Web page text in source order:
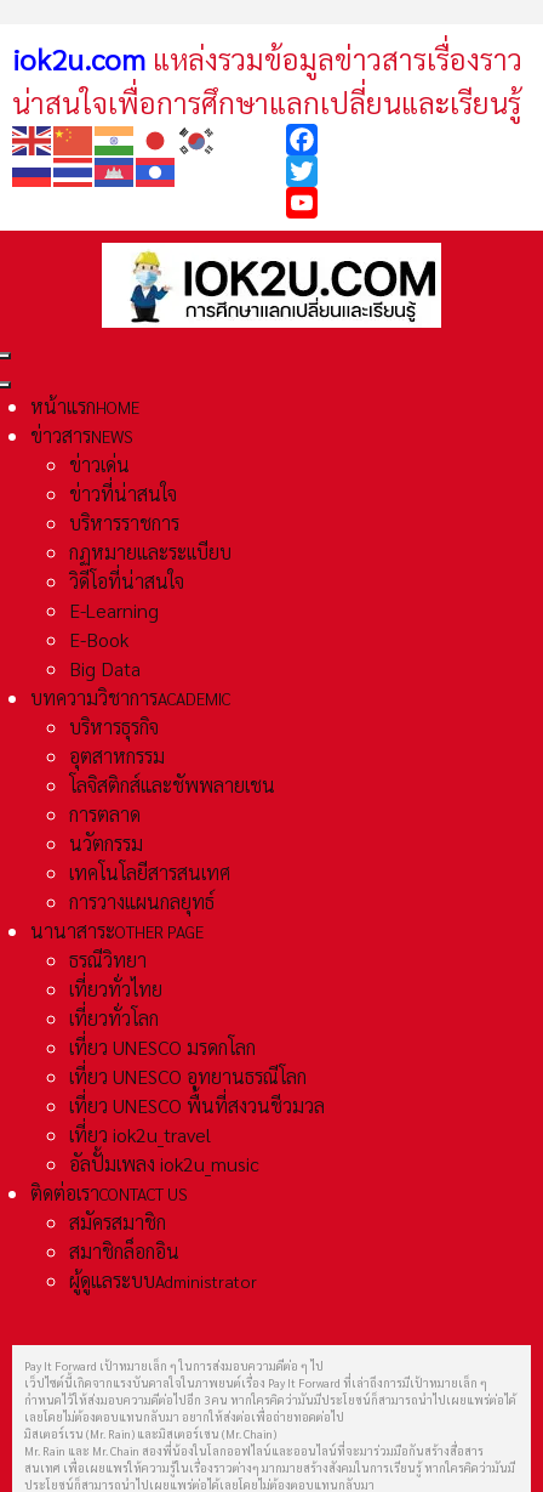
iok2u.com แหล่งรวมข้อมูลข่าวสารเรื่องราว
น่าสนใจเพื่อการศึกษาแลกเปลี่ยนและเรียนรู้
Facebook
Twitter
YouTube
หน้าแรกHOME
ข่าวสารNEWS
ข่าวเด่น
ข่าวที่น่าสนใจ
บริหารราชการ
กฏหมายและระเเบียบ
วิดีโอที่น่าสนใจ
E-Learning
E-Book
Big Data
บทความวิชาการACADEMIC
บริหารธุรกิจ
อุตสาหกรรม
โลจิสติกส์และชัพพลายเชน
การตลาด
นวัตกรรม
เทคโนโลยีสารสนเทศ
การวางแผนกลยุทธ์
นานาสาระOTHER PAGE
ธรณีวิทยา
เที่ยวทั่วไทย
เที่ยวทั่วโลก
เที่ยว UNESCO มรดกโลก
เที่ยว UNESCO อุทยานธรณีโลก
เที่ยว UNESCO พื้นที่สงวนชีวมวล
เที่ยว iok2u_travel
อัลปั้มเพลง iok2u_music
ติดต่อเราCONTACT US
สมัครสมาชิก
สมาชิกล็อกอิน
ผู้ดูแลระบบAdministrator
Pay It Forward เป้าหมายเล็ก ๆ ในการส่งมอบความดีต่อ ๆ ไป
เว็ปไซต์นี้เกิดจากแรงบันดาลใจในภาพยนต์เรื่อง Pay It Forward ที่เล่าถึงการมีเป้าหมายเล็ก ๆ
กำหนดไว้ให้ส่งมอบความดีต่อไปอีก 3 คน หากใครคิดว่ามันมีประโยชน์ก็สามารถนำไปเผยแพร่ต่อได้
เลยโดยไม่ต้องตอบแทนกลับมา อยากให้ส่งต่อเพื่อถ่ายทอดต่อไป
มิสเตอร์เรน (Mr. Rain) และมิสเตอร์เชน (Mr. Chain)
Mr. Rain และ Mr. Chain สองพี่น้องในโลกออฟไลน์และออนไลน์ที่จะมาร่วมมือกันสร้างสื่อสาร
สนเทศ เพื่อเผยแพร่ให้ความรู้ในเรื่องราวต่างๆ มากมายสร้างสังคมในการเรียนรู้ หากใครคิดว่ามันมี
ประโยชน์ก็สามารถนำไปเผยแพร่ต่อได้เลยโดยไม่ต้องตอบแทนกลับมา